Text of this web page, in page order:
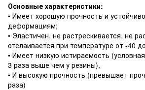
Основные характеристики:
• Имеет хорошую прочность и
деформациям;
• Эластичен, не растрескивается, не
отслаивается при температуре от -40
• Имеет низкую истираемость
3 раза выше чем у резины),
• И высокую прочность (превышает
раза)